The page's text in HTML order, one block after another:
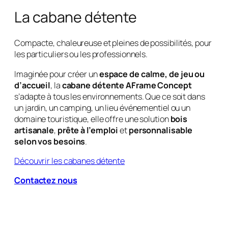
La cabane détente
Compacte, chaleureuse et pleines de possibilités, pour
Imaginée pour créer unespace de calme, de jeu ou
d’accueil, lacabane détente AFrame Concept
s’adapte à tous les environnements. Que ce soit dans
un jardin, un camping, un lieu événementiel ou un
domaine touristique, elle offre une solutionbois
artisanale,prête à l’emploi